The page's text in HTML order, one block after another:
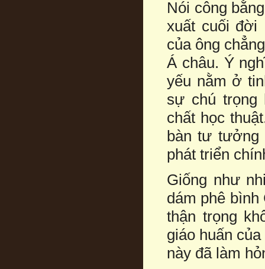
Nói công
xuất cuối đời
của ông
Á châu. Ý
yếu nằm ở
sự chú trọng
chất học
bàn tư tưởng
phát triển
Giống như
dám phê bình
thận trọng
giáo huấn
này đã làm